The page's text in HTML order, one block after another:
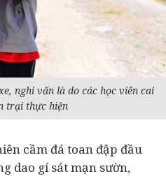
nghi vấn là do các học viên cai
trại thực hiện
cầm đá toan đập đầu
dao gí sát mạn sườn,